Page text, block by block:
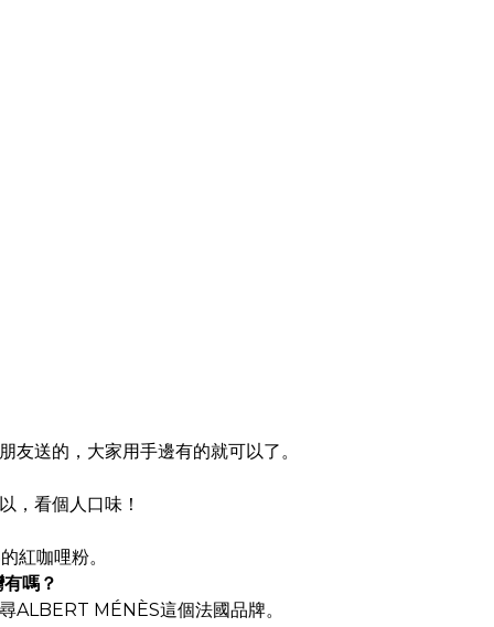
友送的，大家用手邊有的就可以了。
，看個人口味！
紅咖哩粉。
嗎？
ALBERT MÉNÈS這個法國品牌。